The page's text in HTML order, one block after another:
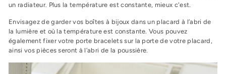
un radiateur. Plus la température est constante, mieux c'est.
Envisagez de garder vos boîtes à bijoux dans un placard à l’abri de
la lumière et où la température est constante. Vous pouvez
également fixer votre porte bracelets sur la porte de votre placard,
ainsi vos pièces seront à l’abri de la poussière.